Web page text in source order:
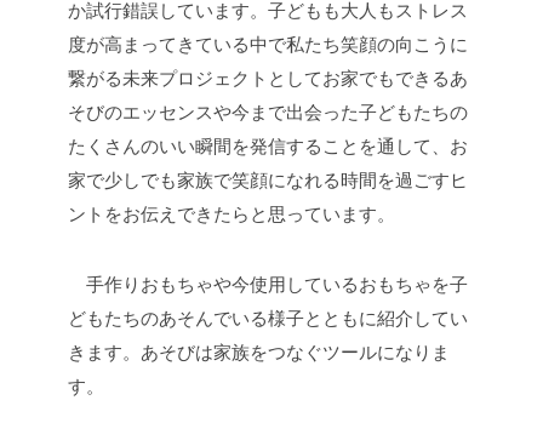
か試行錯誤しています。子どもも大人もストレス
度が高まってきている中で私たち笑顔の向こうに
繋がる未来プロジェクトとしてお家でもできるあ
そびのエッセンスや今まで出会った子どもたちの
たくさんのいい瞬間を発信することを通して、お
家で少しでも家族で笑顔になれる時間を過ごすヒ
ントをお伝えできたらと思っています。
手作りおもちゃや今使用しているおもちゃを子
どもたちのあそんでいる様子とともに紹介してい
きます。あそびは家族をつなぐツールになりま
す。